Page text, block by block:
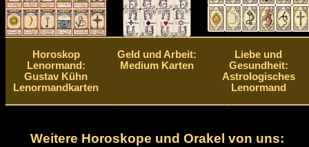
Horoskop
Lenormand:
Gustav Kühn
Lenormandkarten
Geld und Arbeit:
Medium Karten
Liebe und
Gesundheit:
Astrologisches
Lenormand
Weitere Horoskope und Orakel von uns: